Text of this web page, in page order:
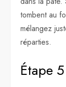
tombent au
mélangez
réparties.
Étape